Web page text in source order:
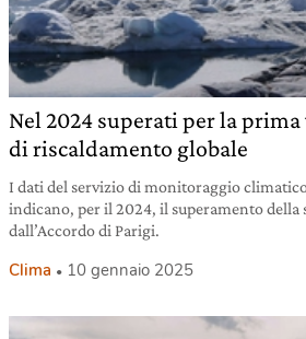
Nel 2024 superati per la
di riscaldamento globale
I dati del servizio di monitoraggio
indicano, per il 2024, il superamento della
dall’Accordo di Parigi.
Clima 10 gennaio 2025